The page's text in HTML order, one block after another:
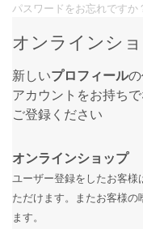
パスワードをお忘れですか
オンラインシ
新しいプロフィール
アカウントをお持ち
ご登録ください
オンラインショップ
ユーザー登録をしたお客
ただけます。またお客様
ます。